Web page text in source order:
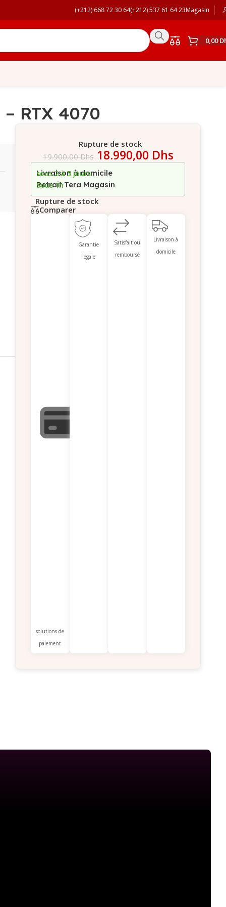
(+212) 668 72 30 64(+212) 537 61 64 23Magasin
0,00
RTX 4070
Rupture de stock
19.900,00Dhs 18.990,00 Dhs
Livraison à domicile
sous 2 à 5 jours
Retrait Tera Magasin
Sous 1h
Rupture de stock
Comparer
solutions de
paiement
Garantie
légale
Satisfait ou
remboursé
Livraison à
domicile